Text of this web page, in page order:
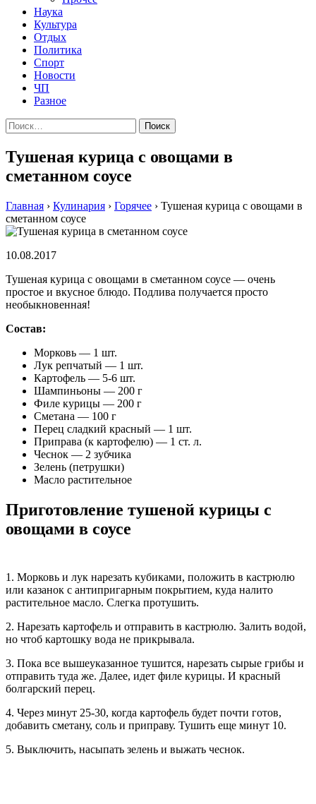
Наука
Культура
Отдых
Политика
Спорт
Новости
ЧП
Разное
Найти:
Тушеная курица с овощами в
сметанном соусе
Главная › Кулинария › Горячее › Тушеная курица с овощами в
сметанном соусе
10.08.2017
Тушеная курица с овощами в сметанном соусе — очень
простое и вкусное блюдо. Подлива получается просто
необыкновенная!
Состав:
Морковь — 1 шт.
Лук репчатый — 1 шт.
Картофель — 5-6 шт.
Шампиньоны — 200 г
Филе курицы — 200 г
Сметана — 100 г
Перец сладкий красный — 1 шт.
Приправа (к картофелю) — 1 ст. л.
Чеснок — 2 зубчика
Зелень (петрушки)
Масло растительное
Приготовление тушеной курицы с
овощами в соусе
1. Морковь и лук нарезать кубиками, положить в кастрюлю
или казанок с антипригарным покрытием, куда налито
растительное масло. Слегка протушить.
2. Нарезать картофель и отправить в кастрюлю. Залить водой,
но чтоб картошку вода не прикрывала.
3. Пока все вышеуказанное тушится, нарезать сырые грибы и
отправить туда же. Далее, идет филе курицы. И красный
болгарский перец.
4. Через минут 25-30, когда картофель будет почти готов,
добавить сметану, соль и приправу. Тушить еще минут 10.
5. Выключить, насыпать зелень и выжать чеснок.